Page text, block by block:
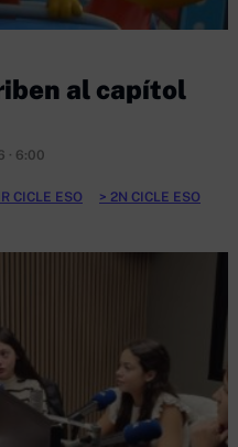
al capítol
· 6:00
CICLE ESO
2N CICLE ESO